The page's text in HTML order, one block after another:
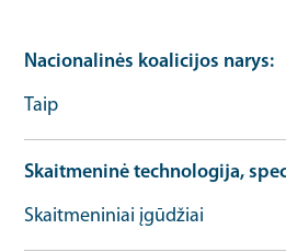
Nacionalinės koalicijos narys
Taip
Skaitmeninė technologija,
Skaitmeniniai įgūdžiai